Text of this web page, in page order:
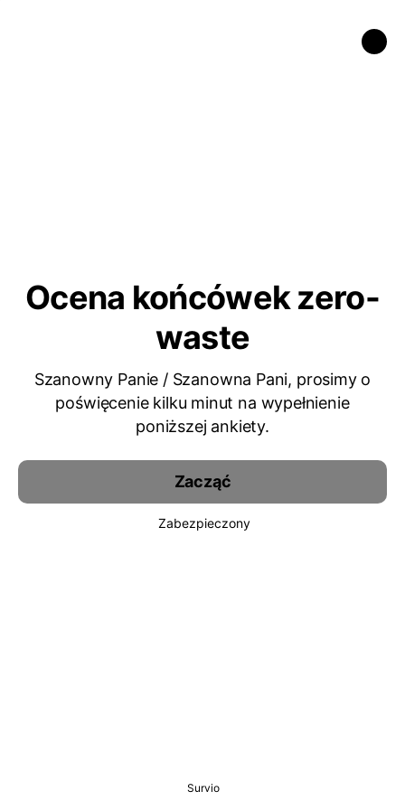
Ocena końcówek zero-
waste
Szanowny Panie / Szanowna Pani, prosimy o
poświęcenie kilku minut na wypełnienie
poniższej ankiety.
Zacząć
Zabezpieczony
Survio